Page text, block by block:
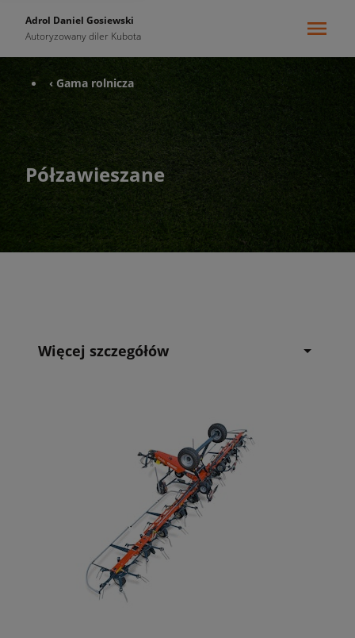
Adrol Daniel Gosiewski
Autoryzowany diler Kubota
‹ Gama rolnicza
Półzawieszane
Więcej szczegółów